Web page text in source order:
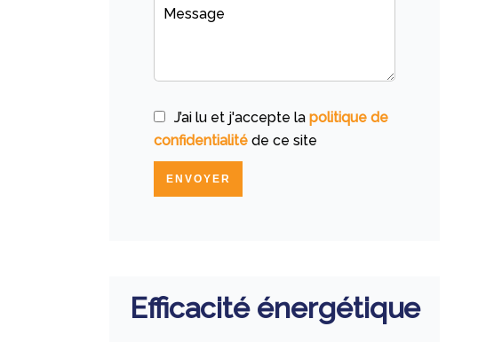
J’ai lu et j'accepte la politique de
confidentialité de ce site
ENVOYER
Efficacité énergétique